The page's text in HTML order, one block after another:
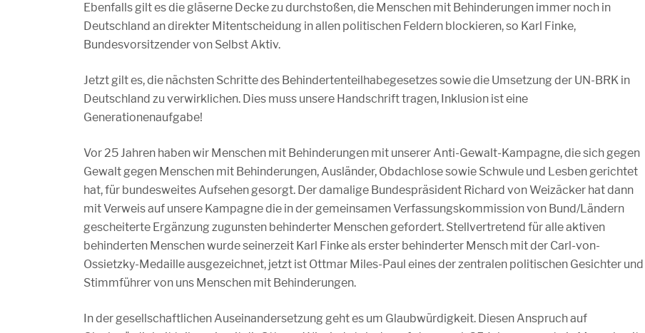
Ebenfalls gilt es die gläserne Decke zu durchstoßen, die Menschen mit Behinderungen immer noch in
Deutschland an direkter Mitentscheidung in allen politischen Feldern blockieren, so Karl Finke,
Bundesvorsitzender von Selbst Aktiv.
Jetzt gilt es, die nächsten Schritte des Behindertenteilhabegesetzes sowie die Umsetzung der UN-BRK in
Deutschland zu verwirklichen. Dies muss unsere Handschrift tragen, Inklusion ist eine
Generationenaufgabe!
Vor 25 Jahren haben wir Menschen mit Behinderungen mit unserer Anti-Gewalt-Kampagne, die sich gegen
Gewalt gegen Menschen mit Behinderungen, Ausländer, Obdachlose sowie Schwule und Lesben gerichtet
hat, für bundesweites Aufsehen gesorgt. Der damalige Bundespräsident Richard von Weizäcker hat dann
mit Verweis auf unsere Kampagne die in der gemeinsamen Verfassungskommission von Bund/Ländern
gescheiterte Ergänzung zugunsten behinderter Menschen gefordert. Stellvertretend für alle aktiven
behinderten Menschen wurde seinerzeit Karl Finke als erster behinderter Mensch mit der Carl-von-
Ossietzky-Medaille ausgezeichnet, jetzt ist Ottmar Miles-Paul eines der zentralen politischen Gesichter und
Stimmführer von uns Menschen mit Behinderungen.
In der gesellschaftlichen Auseinandersetzung geht es um Glaubwürdigkeit. Diesen Anspruch auf